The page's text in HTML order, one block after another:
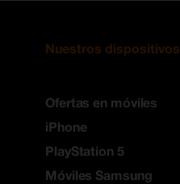
Nuestros dispositivos
Ofertas en móviles
iPhone
PlayStation 5
Móviles Samsung